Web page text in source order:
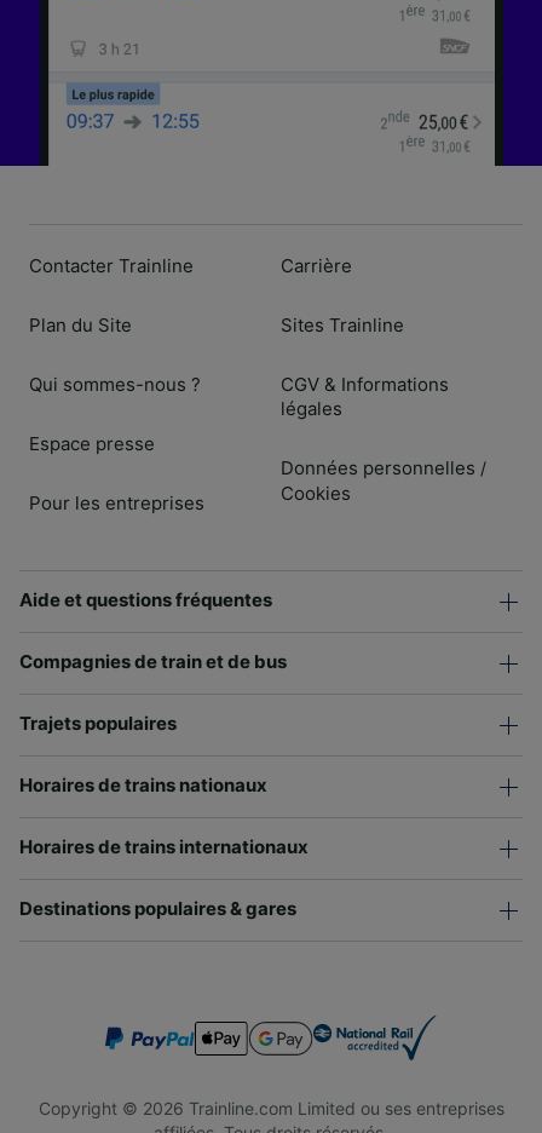
Contacter Trainline
Plan du Site
Qui sommes-nous ?
Espace presse
Pour les entreprises
Carrière
Sites Trainline
CGV & Informations
légales
Données personnelles /
Cookies
Aide et questions fréquentes
Compagnies de train et de bus
Trajets populaires
Horaires de trains nationaux
Horaires de trains internationaux
Destinations populaires & gares
Copyright © 2026 Trainline.com Limited ou ses entreprises